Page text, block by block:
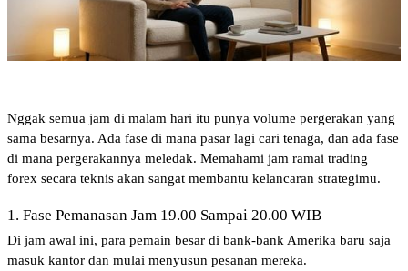
Nggak semua jam di malam hari itu punya volume pergerakan yang
sama besarnya. Ada fase di mana pasar lagi cari tenaga, dan ada fase
di mana pergerakannya meledak. Memahami jam ramai trading
forex secara teknis akan sangat membantu kelancaran strategimu.
1. Fase Pemanasan Jam 19.00 Sampai 20.00 WIB
Di jam awal ini, para pemain besar di bank-bank Amerika baru saja
masuk kantor dan mulai menyusun pesanan mereka.